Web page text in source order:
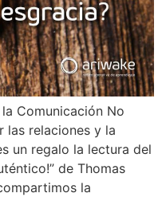
Comunicación No
las relaciones y la
un regalo la lectura del
de Thomas
la